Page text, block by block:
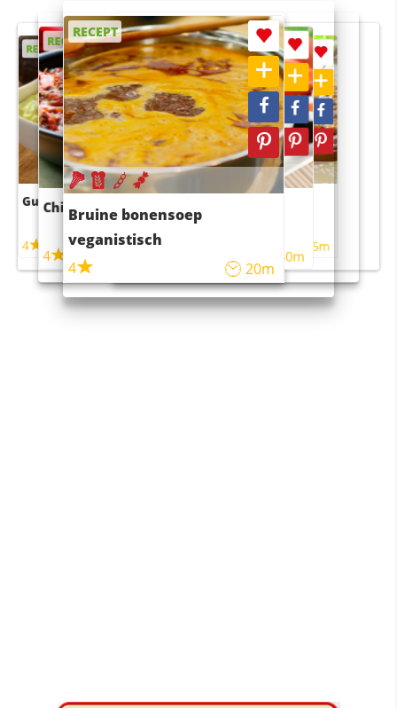
RECEPT
Guacamole
4
RECEPT
Chili con carne
4 45m
RECEPT
Bruine bonensoep
veganistisch
4
20m
RECEPT
Sushi rijstsalade
maaltijdsalade
40m
RECEPT
4 55m